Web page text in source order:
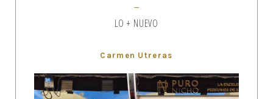
LO + NUEVO
Carmen Utreras